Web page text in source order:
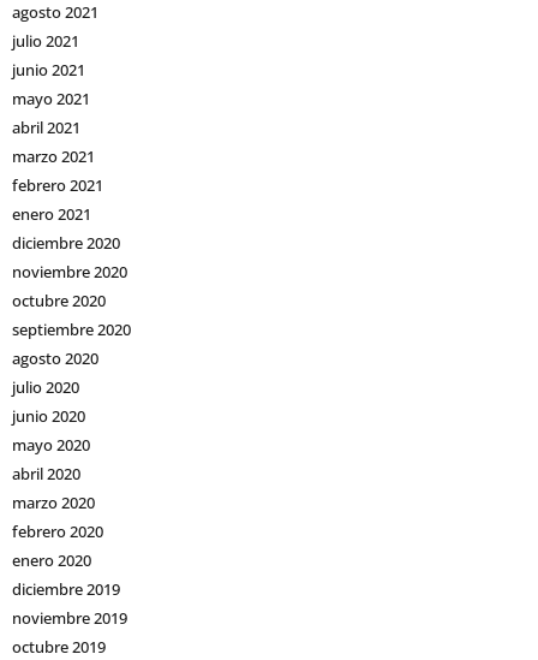
agosto 2021
julio 2021
junio 2021
mayo 2021
abril 2021
marzo 2021
febrero 2021
enero 2021
diciembre 2020
noviembre 2020
octubre 2020
septiembre 2020
agosto 2020
julio 2020
junio 2020
mayo 2020
abril 2020
marzo 2020
febrero 2020
enero 2020
diciembre 2019
noviembre 2019
octubre 2019